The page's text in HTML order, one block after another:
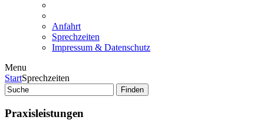
Anfahrt
Sprechzeiten
Impressum & Datenschutz
Menu
StartSprechzeiten
Praxisleistungen